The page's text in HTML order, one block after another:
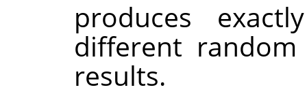
produces
different
results.